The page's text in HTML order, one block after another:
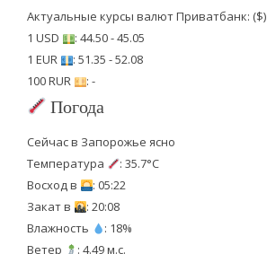
Актуальные курсы валют Приватбанк: ($)
1 USD
: 44.50 - 45.05
1 EUR
: 51.35 - 52.08
100 RUR
: -
Погода
Сейчас в Запорожье ясно
Температура
: 35.7°C
Восход в
: 05:22
Закат в
: 20:08
Влажность
: 18%
Ветер
: 4.49 м.с.